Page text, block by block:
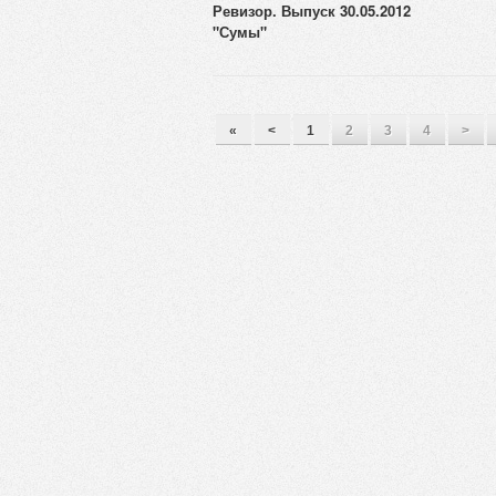
Ревизор. Выпуск 30.05.2012
"Сумы"
« < 1 2 3 4 >